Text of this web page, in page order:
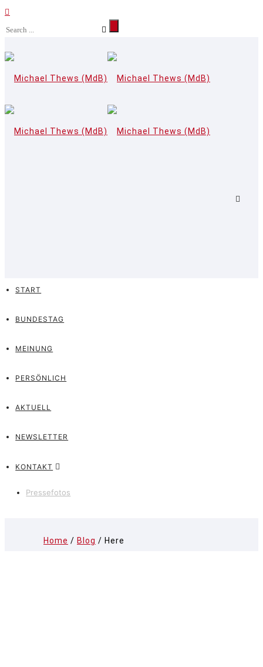
START
BUNDESTAG
MEINUNG
PERSÖNLICH
AKTUELL
NEWSLETTER
KONTAKT
Pressefotos
Home / Blog / Here